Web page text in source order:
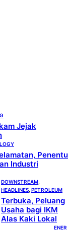
Jejak
Penentu
Industri
DOWNSTREAM
HEADLINES PETROLEUM
Terbuka, Peluang
Usaha bagi IKM
Alas Kaki Lokal
ENER